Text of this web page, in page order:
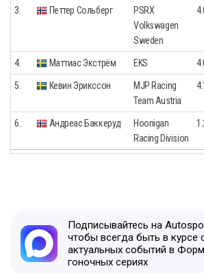
3. Петтер Сольберг
PSRX
Volkswagen
Sweden
4. Маттиас Экстрём EKS
5. Кевин Эрикссон
MJP Racing
Team Austria
6. Андреас Баккеруд
Hoonigan
Racing Division
Подписывайтесь на
чтобы всегда быть в курсе
актуальных событий в
гоночных сериях